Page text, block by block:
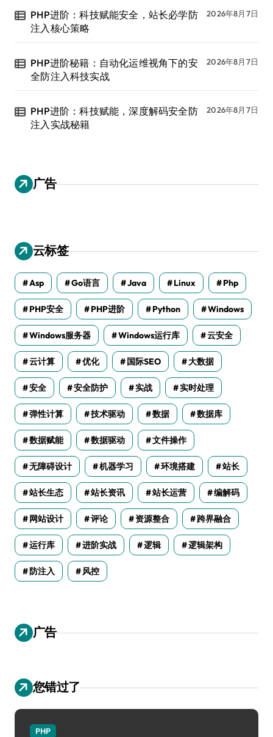
PHP进阶：科技赋能安全，站长必学防
注入核心策略
2026年8月7日
PHP进阶秘籍：自动化运维视角下的安
全防注入科技实战
2026年8月7日
PHP进阶：科技赋能，深度解码安全防
注入实战秘籍
2026年8月7日
广告
云标签
Asp Go语言 Java Linux Php
PHP安全 PHP进阶 Python Windows
Windows服务器 Windows运行库 云安全
云计算 优化 国际SEO 大数据
安全 安全防护 实战 实时处理
弹性计算 技术驱动 数据 数据库
数据赋能 数据驱动 文件操作
无障碍设计 机器学习 环境搭建 站长
站长生态 站长资讯 站长运营 编解码
网站设计 评论 资源整合 跨界融合
运行库 进阶实战 逻辑 逻辑架构
防注入 风控
广告
您错过了
PHP